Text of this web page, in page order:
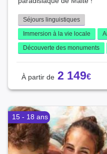
Séjours linguistiques
Immersion à la vie locale
Découverte des monuments
2 149
15 - 18 ans